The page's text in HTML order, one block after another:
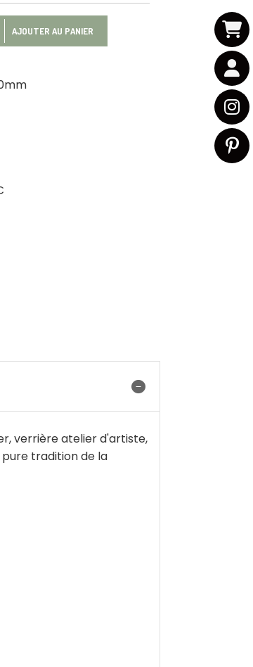
AJOUTER AU PANIER
verrière atelier d'artiste,
tradition de la